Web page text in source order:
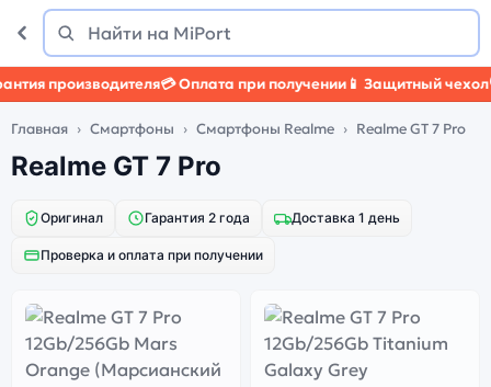
Поиск
Найти
производителя💳 Оплата при получении📱 Защитный чехол🛡️
Главная Смартфоны Смартфоны Realme Realme GT 7 Pro
Realme GT 7 Pro
Оригинал Гарантия 2 года Доставка 1 день
Проверка и оплата при получении